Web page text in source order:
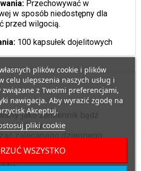
Przechowywać w
w sposób niedostępny dla
przed wilgocią.
100 kapsułek dojelitowych
jako zamiennik bądź
diety.
zalecanego dziennego
uczulenia na którykolwiek
plików cookie i plików
celu ulepszenia naszych usług i
związane z Twoimi preferencjami,
nawigacja. Aby wyrazić zgodę na
Akceptuj.
pliki cookie
WSZYSTKO